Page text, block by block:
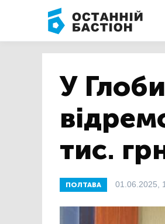
У
тис.
ПОЛТАВА 01.06.2025,